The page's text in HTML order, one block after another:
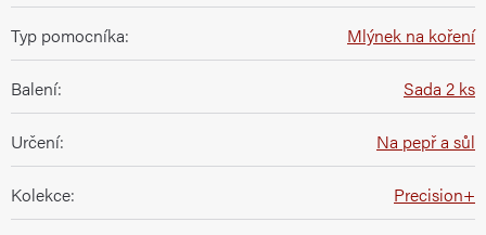
Typ pomocníka: Mlýnek na koření
Balení: Sada 2 ks
Určení: Na pepř a sůl
Kolekce: Precision+